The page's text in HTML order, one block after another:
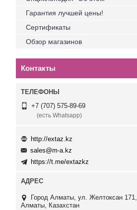
Гарантия лучшей цены!
Сертификаты
Обзор магазинов
Контакты
+7 (707) 575-89-69
(есть Whatsapp)
http://extaz.kz
sales@m-a.kz
https://t.me/extazkz
Город Алматы, ул. Желтоксан 171,
Алматы, Казахстан